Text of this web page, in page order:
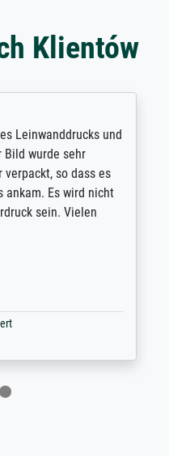
Klientów
und
wurde sehr
so dass es
Es wird nicht
sein. Vielen